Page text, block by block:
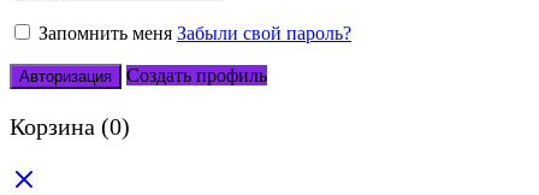
Запомнить меня Забыли свой пароль?
Авторизация Создать профиль
Корзина (0)